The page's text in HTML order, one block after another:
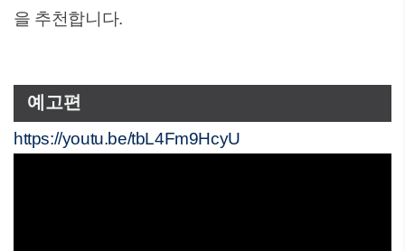
을 추천합니다.
예고편
https://youtu.be/tbL4Fm9HcyU